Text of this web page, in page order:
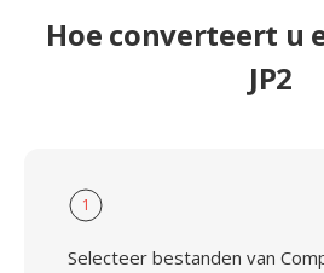
Hoe converteert u
JP2
1
Selecteer bestanden van